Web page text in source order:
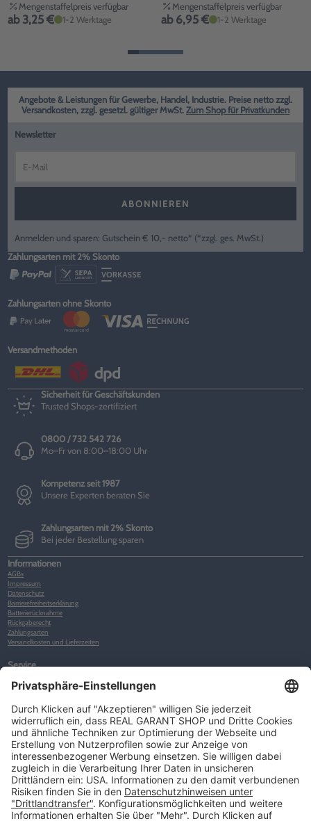
Mengenstaffelpreis verfügbar
ab 3,25 € 1-2 Werktage
Mengenstaffelpreis verfügbar
ab 6,95 € 1-2 Werktage
Angebote & Leistungen für Gewerbe, Handel, Industrie. Preise netto zzgl.
Versandkosten, zzgl. gesetzl. gültiger MwSt. Zum Shop für Privatkunden
Newsletter
ABONNIEREN
Anmelden und sparen: Gutschein € 10,- netto* (*zzgl. ges. MwSt.)
Zahlungsarten mit 2% Skonto
Zahlungsarten ohne Skonto
Versandmethoden
Sicherheit für Geschäftskunden
Trusted Shops-zertifiziert
0800 / 732 542 726
Mo–Fr von 8:00–18:00 Uhr
Kompetenz seit 1987
Unsere Experten beraten Sie
Zahlungsarten mit 2% Skonto
Bei jeder Bestellung sparen
Informationen
AGBs
Impressum
Datenschutz
Barrierefreiheitserklärung
Batterierücknahme
Rückgaberecht
Zahlungsarten
Versandkosten und Lieferzeiten
Service
Warenkorb
Neues Kunden-Konto anlegen
Newsletter
Kontakt
FAQs
Über uns
Kategorien
Betriebsorganisation (52)
Schlüsselorganisation (140)
Reifenorganisation (35)
Werkstattorganisation (166)
Preisauszeichnung und Preisdisplays (35)